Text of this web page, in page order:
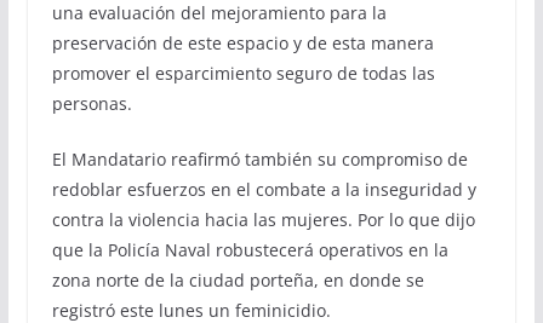
una evaluación del mejoramiento para la
preservación de este espacio y de esta manera
promover el esparcimiento seguro de todas las
personas.
El Mandatario reafirmó también su compromiso de
redoblar esfuerzos en el combate a la inseguridad y
contra la violencia hacia las mujeres. Por lo que dijo
que la Policía Naval robustecerá operativos en la
zona norte de la ciudad porteña, en donde se
registró este lunes un feminicidio.